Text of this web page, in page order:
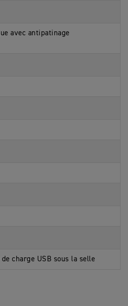
avec antipatinage
charge USB sous la selle